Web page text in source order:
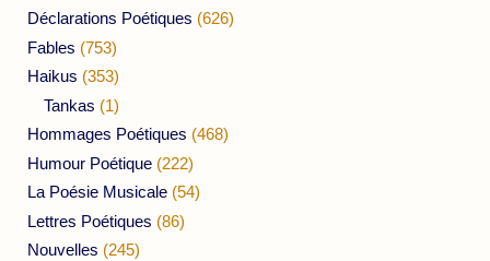
Déclarations Poétiques (626)
Fables (753)
Haikus (353)
Tankas (1)
Hommages Poétiques (468)
Humour Poétique (222)
La Poésie Musicale (54)
Lettres Poétiques (86)
Nouvelles (245)